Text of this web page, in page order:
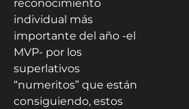
reconocimiento
individual más
importante del año -el
MVP- por los
superlativos
“numeritos” que están
consiguiendo, estos